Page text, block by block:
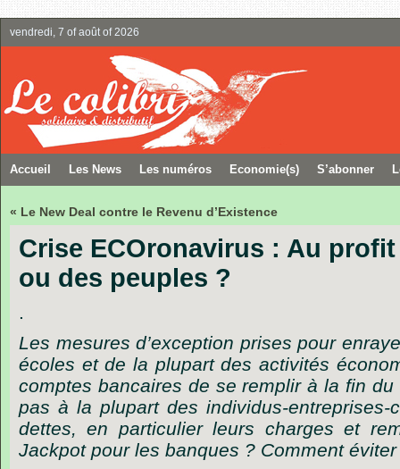
vendredi, 7 of août of 2026
Accueil Les News Les numéros Economie(s) S’abonner
« Le New Deal contre le Revenu d’Existence
Crise ECOronavirus : Au
ou des peuples ?
.
Les mesures d’exception prises pour
écoles et de la plupart des activités
comptes bancaires de se remplir à la fin
pas à la plupart des individus-entreprises-
dettes, en particulier leurs charges et
Jackpot pour les banques ? Comment